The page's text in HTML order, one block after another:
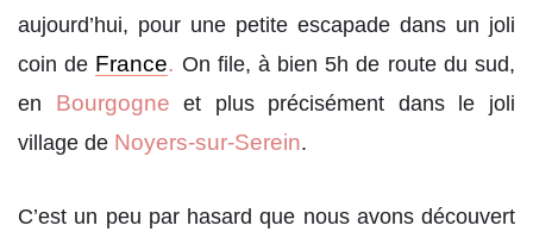
aujourd’hui, pour une petite escapade dans un joli
coin de France. On file, à bien 5h de route du sud,
en Bourgogneet plus précisément dans le joli
village de Noyers-sur-Serein.
C’est un peu par hasard que nous avons découvert